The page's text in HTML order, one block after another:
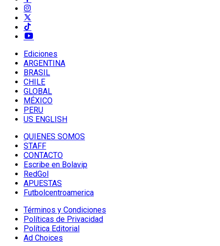
Ediciones
ARGENTINA
BRASIL
CHILE
GLOBAL
MÉXICO
PERU
US ENGLISH
QUIENES SOMOS
STAFF
CONTACTO
Escribe en Bolavip
RedGol
APUESTAS
Futbolcentroamerica
Términos y Condiciones
Políticas de Privacidad
Política Editorial
Ad Choices